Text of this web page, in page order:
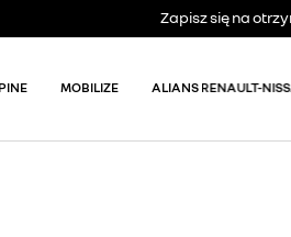
Zapisz się na
MOBILIZE ALIANS RENAULT-